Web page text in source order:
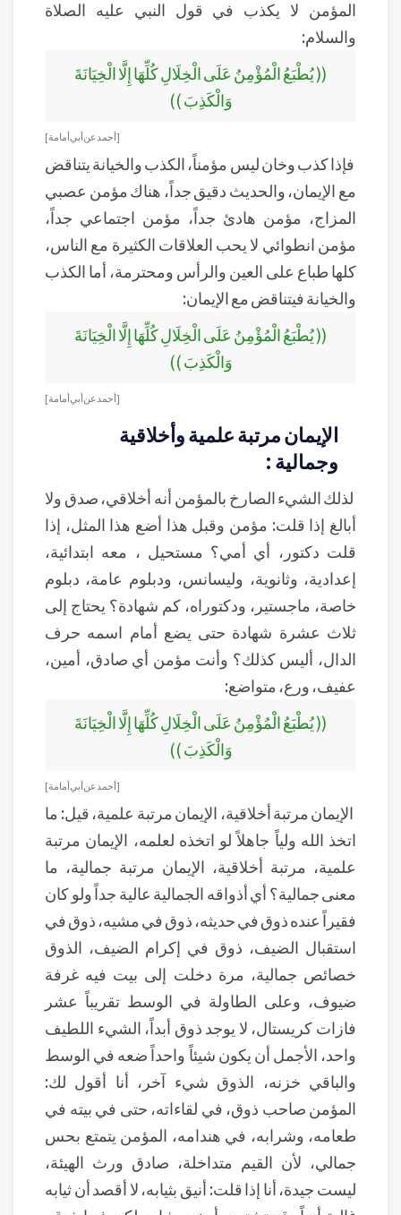
المؤمن لا يكذب في قول النبي عليه الصلاة
والسلام:
(( يُطْبَعُ الْمُؤْمِنُ عَلَى الْخِلَالِ كُلِّهَا إِلَّا الْخِيَانَةَ
وَالْكَذِبَ ))
[ أحمد عن أبي أمامة ]
فإذا كذب وخان ليس مؤمناً، الكذب والخيانة يتناقض
مع الإيمان، والحديث دقيق جداً، هناك مؤمن عصبي
المزاج، مؤمن هادئ جداً، مؤمن اجتماعي جداً،
مؤمن انطوائي لا يحب العلاقات الكثيرة مع الناس،
كلها طباع على العين والرأس ومحترمة، أما الكذب
والخيانة فيتناقض مع الإيمان:
(( يُطْبَعُ الْمُؤْمِنُ عَلَى الْخِلَالِ كُلِّهَا إِلَّا الْخِيَانَةَ
وَالْكَذِبَ ))
[ أحمد عن أبي أمامة ]
الإيمان مرتبة علمية وأخلاقية
وجمالية :
لذلك الشيء الصارخ بالمؤمن أنه أخلاقي، صدق ولا
أبالغ إذا قلت: مؤمن وقبل هذا أضع هذا المثل، إذا
قلت دكتور، أي أمي؟ مستحيل ، معه ابتدائية،
إعدادية، وثانوية، وليسانس، ودبلوم عامة، دبلوم
خاصة، ماجستير، ودكتوراه، كم شهادة؟ يحتاج إلى
ثلاث عشرة شهادة حتى يضع أمام اسمه حرف
الدال، أليس كذلك؟ وأنت مؤمن أي صادق، أمين،
عفيف، ورع، متواضع:
(( يُطْبَعُ الْمُؤْمِنُ عَلَى الْخِلَالِ كُلِّهَا إِلَّا الْخِيَانَةَ
وَالْكَذِبَ ))
[ أحمد عن أبي أمامة ]
الإيمان مرتبة أخلاقية، الإيمان مرتبة علمية، قيل: ما
اتخذ الله ولياً جاهلاً لو اتخذه لعلمه، الإيمان مرتبة
علمية، مرتبة أخلاقية، الإيمان مرتبة جمالية، ما
معنى جمالية؟ أي أذواقه الجمالية عالية جداً ولو كان
فقيراً عنده ذوق في حديثه، ذوق في مشيه، ذوق في
استقبال الضيف، ذوق في إكرام الضيف، الذوق
خصائص جمالية، مرة دخلت إلى بيت فيه غرفة
ضيوف، وعلى الطاولة في الوسط تقريباً عشر
فازات كريستال، لا يوجد ذوق أبداً، الشيء اللطيف
واحد، الأجمل أن يكون شيئاً واحداً ضعه في الوسط
والباقي خزنه، الذوق شيء آخر، أنا أقول لك:
المؤمن صاحب ذوق، في لقاءاته، حتى في بيته في
طعامه، وشرابه، في هندامه، المؤمن يتمتع بحس
جمالي، لأن القيم متداخلة، صادق ورث الهيئة،
ليست جيدة، أنا إذا قلت: أنيق بثيابه، لا أقصد أن ثيابه